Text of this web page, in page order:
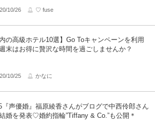
10/26 ♡ fuse
内の高級ホテル10選】Go Toキャンペーンを利用
末はお得に贅沢な時間を過ごしませんか？
10/25 かなに
『声優婚』福原綾香さんがブログで中西伶郎さん
婚を発表♡婚約指輪”Tiffany & Co.”も公開＊